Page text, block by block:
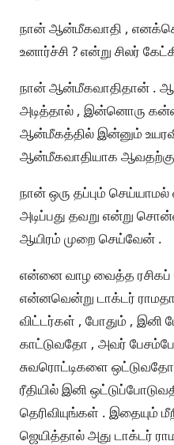
நான் ஆன்மீகவாதி ,
உனார்ச்சி ? என்று சிலர்
நான் ஆன்மீகவாதிதான் .
அடித்தால் , இன்னொரு
ஆன்மீகத்தில் இன்னும்
ஆன்மீகவாதியாக ஆவதற்கு
நான் ஒரு தப்பும்
அடிப்பது தவறு என்று
ஆயிரம் முறை செய்வேன் .
என்னை வாழ வைத்த ரசிகப்
என்னவென்று டாக்டர்
விட்டர்கள் , போதும் , இனி
காட்டுவதோ , அவர்
சுவரொட்டிகளை
ரீதியில் இனி
தெரிவியுங்கள் . இதையும்
ஜெயித்தால் அது டாக்டர்